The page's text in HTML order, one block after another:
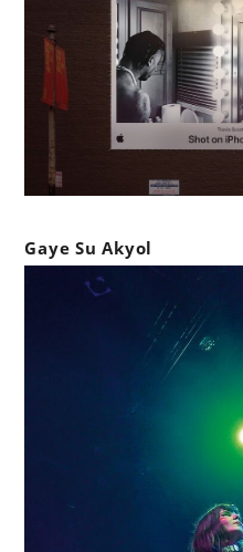
Gaye Su Akyol